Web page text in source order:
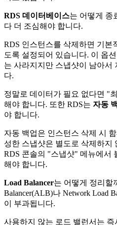
RDS 데이터베이스는 어떻게 종
다 더 조심해야 합니다.
RDS 인스턴스를 삭제하면 기본
도록 설정되어 있습니다. 이 옵
는 사라지지만 스냅샷이 남아서
다.
정말로 데이터가 필요 없다면 "
해야 합니다. 또한 RDS는 자동
야 합니다.
자동 백업은 인스턴스 삭제 시
성한 스냅샷은 별도로 삭제하지
RDS 콘솔의 "스냅샷" 메뉴에서
해야 합니다.
Load Balancer는 어떻게 정리할
Balancer(ALB)나 Network Load
이 부과됩니다.
사용하지 않는 로드 밸런서는